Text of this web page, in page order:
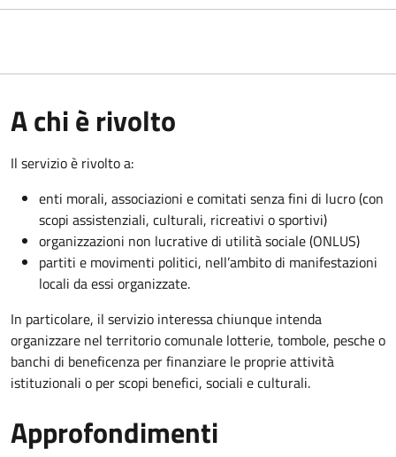
A chi è rivolto
Il servizio è rivolto a:
enti morali, associazioni e comitati senza fini di lucro (con
scopi assistenziali, culturali, ricreativi o sportivi)
organizzazioni non lucrative di utilità sociale (ONLUS)
partiti e movimenti politici, nell’ambito di manifestazioni
locali da essi organizzate.
In particolare, il servizio interessa chiunque intenda
organizzare nel territorio comunale lotterie, tombole, pesche o
banchi di beneficenza per finanziare le proprie attività
istituzionali o per scopi benefici, sociali e culturali.
Approfondimenti